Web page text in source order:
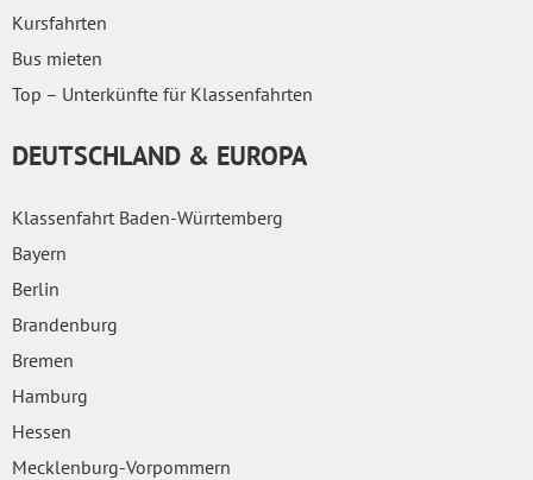
Kursfahrten
Bus mieten
Top – Unterkünfte für Klassenfahrten
DEUTSCHLAND & EUROPA
Klassenfahrt Baden-Würrtemberg
Bayern
Berlin
Brandenburg
Bremen
Hamburg
Hessen
Mecklenburg-Vorpommern